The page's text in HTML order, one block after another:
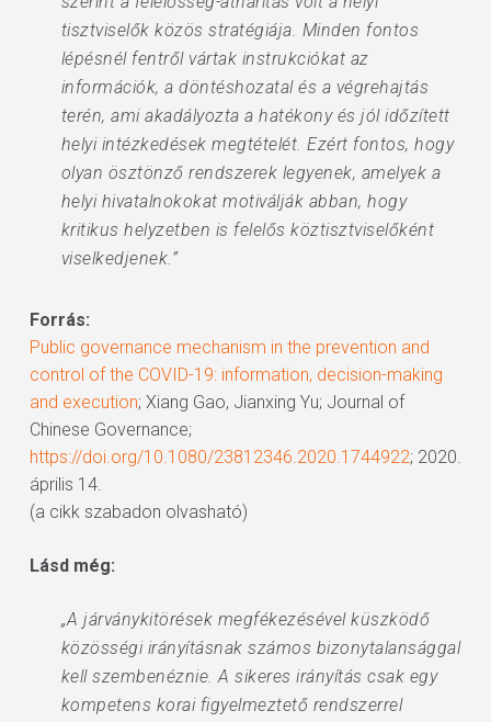
tisztviselők közös stratégiája. Minden fontos
lépésnél fentről vártak instrukciókat az
információk, a döntéshozatal és a végrehajtás
terén, ami akadályozta a hatékony és jól időzített
helyi intézkedések megtételét. Ezért fontos, hogy
olyan ösztönző rendszerek legyenek, amelyek a
helyi hivatalnokokat motiválják abban, hogy
kritikus helyzetben is felelős köztisztviselőként
viselkedjenek.”
Forrás:
Public governance mechanism in the prevention and
control of the COVID-19: information, decision-making
and execution; Xiang Gao, Jianxing Yu; Journal of
Chinese Governance;
https://doi.org/10.1080/23812346.2020.1744922; 2020.
április 14.
(a cikk szabadon olvasható)
Lásd még:
„A járványkitörések megfékezésével küszködő
közösségi irányításnak számos bizonytalansággal
kell szembenéznie. A sikeres irányítás csak egy
kompetens korai figyelmeztető rendszerrel